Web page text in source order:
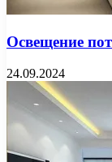
Освещение
24.09.2024